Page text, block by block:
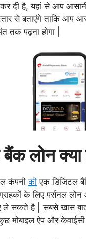
कर दी है, यहां से आप
से बताएंगे ताकि
तक पढ़ना होगा |
लोन क्या
कंपनीकी एक डिजिटल
के लिए पर्सनल
सकते है | सबसे खास
मोबाइल ऐप और केवाईसी